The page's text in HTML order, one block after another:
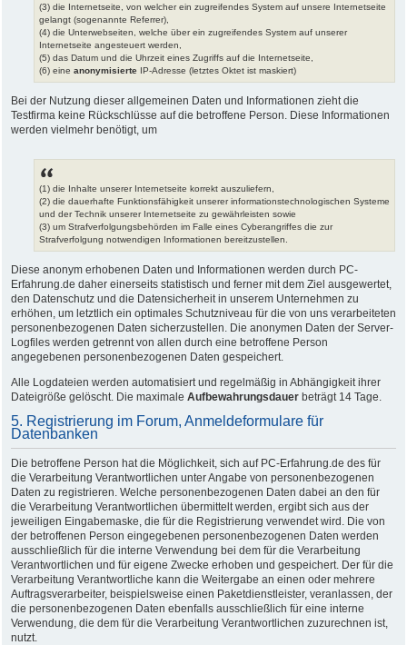
(3) die Internetseite, von welcher ein zugreifendes System auf unsere Internetseite
gelangt (sogenannte Referrer),
(4) die Unterwebseiten, welche über ein zugreifendes System auf unserer
Internetseite angesteuert werden,
(5) das Datum und die Uhrzeit eines Zugriffs auf die Internetseite,
(6) eine anonymisierte IP-Adresse (letztes Oktet ist maskiert)
Bei der Nutzung dieser allgemeinen Daten und Informationen zieht die
Testfirma keine Rückschlüsse auf die betroffene Person. Diese Informationen
werden vielmehr benötigt, um
(1) die Inhalte unserer Internetseite korrekt auszuliefern,
(2) die dauerhafte Funktionsfähigkeit unserer informationstechnologischen Systeme
und der Technik unserer Internetseite zu gewährleisten sowie
(3) um Strafverfolgungsbehörden im Falle eines Cyberangriffes die zur
Strafverfolgung notwendigen Informationen bereitzustellen.
Diese anonym erhobenen Daten und Informationen werden durch PC-
Erfahrung.de daher einerseits statistisch und ferner mit dem Ziel ausgewertet,
den Datenschutz und die Datensicherheit in unserem Unternehmen zu
erhöhen, um letztlich ein optimales Schutzniveau für die von uns verarbeiteten
personenbezogenen Daten sicherzustellen. Die anonymen Daten der Server-
Logfiles werden getrennt von allen durch eine betroffene Person
angegebenen personenbezogenen Daten gespeichert.
Alle Logdateien werden automatisiert und regelmäßig in Abhängigkeit ihrer
Dateigröße gelöscht. Die maximale Aufbewahrungsdauer beträgt 14 Tage.
5. Registrierung im Forum, Anmeldeformulare für
Datenbanken
Die betroffene Person hat die Möglichkeit, sich auf PC-Erfahrung.de des für
die Verarbeitung Verantwortlichen unter Angabe von personenbezogenen
Daten zu registrieren. Welche personenbezogenen Daten dabei an den für
die Verarbeitung Verantwortlichen übermittelt werden, ergibt sich aus der
jeweiligen Eingabemaske, die für die Registrierung verwendet wird. Die von
der betroffenen Person eingegebenen personenbezogenen Daten werden
ausschließlich für die interne Verwendung bei dem für die Verarbeitung
Verantwortlichen und für eigene Zwecke erhoben und gespeichert. Der für die
Verarbeitung Verantwortliche kann die Weitergabe an einen oder mehrere
Auftragsverarbeiter, beispielsweise einen Paketdienstleister, veranlassen, der
die personenbezogenen Daten ebenfalls ausschließlich für eine interne
Verwendung, die dem für die Verarbeitung Verantwortlichen zuzurechnen ist,
nutzt.